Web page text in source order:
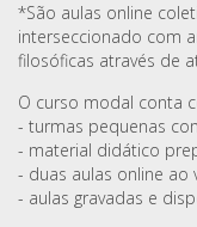
*São aulas online
interseccionado com
filosóficas através de
O curso modal conta
- turmas pequenas
- material didático
- duas aulas online ao
- aulas gravadas e